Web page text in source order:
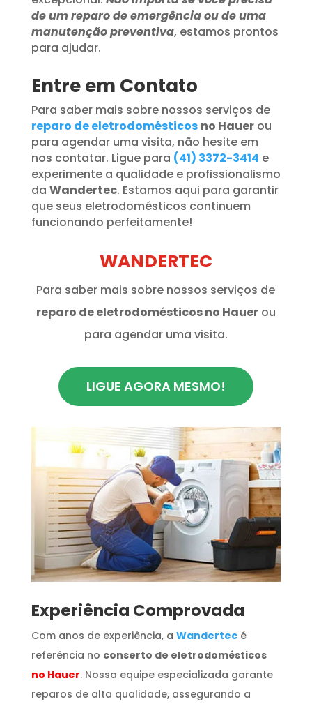
de um reparo de emergência ou de uma
manutenção preventiva, estamos prontos
para ajudar.
Entre em Contato
Para saber mais sobre nossos serviços de
reparo de eletrodomésticos no Hauerou
para agendar uma visita, não hesite em
nos contatar. Ligue para (41) 3372-3414 e
experimente a qualidade e profissionalismo
da Wandertec. Estamos aqui para garantir
que seus eletrodomésticos continuem
funcionando perfeitamente!
WANDERTEC
Para saber mais sobre nossos serviços de
reparo de eletrodomésticos no Hauerou
para agendar uma visita.
LIGUE AGORA MESMO!
​Experiência Comprovada
Com anos de experiência, a Wandertecé
referência no conserto de eletrodomésticos
no Hauer. Nossa equipe especializada garante
reparos de alta qualidade, assegurando a